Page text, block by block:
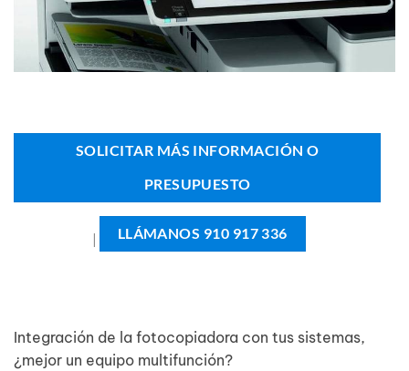
SOLICITAR MÁS INFORMACIÓN O
PRESUPUESTO
| LLÁMANOS 910 917 336
Integración de la fotocopiadora con tus sistemas,
¿mejor un equipo multifunción?